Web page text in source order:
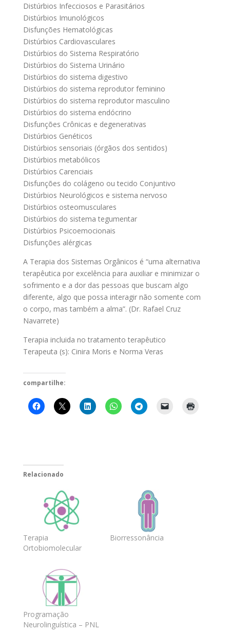
Distúrbios Infecciosos e Parasitários
Distúrbios Imunológicos
Disfunções Hematológicas
Distúrbios Cardiovasculares
Distúrbios do Sistema Respiratório
Distúrbios do Sistema Urinário
Distúrbios do sistema digestivo
Distúrbios do sistema reprodutor feminino
Distúrbios do sistema reprodutor masculino
Distúrbios do sistema endócrino
Disfunções Crônicas e degenerativas
Distúrbios Genéticos
Distúrbios sensoriais (órgãos dos sentidos)
Distúrbios metabólicos
Distúrbios Carenciais
Disfunções do colágeno ou tecido Conjuntivo
Distúrbios Neurológicos e sistema nervoso
Distúrbios osteomusculares
Distúrbios do sistema tegumentar
Distúrbios Psicoemocionais
Disfunções alérgicas
A Terapia dos Sistemas Orgânicos é “uma alternativa
terapêutica por excelência para auxiliar e minimizar o
sofrimento e a dor das pessoas que buscam algo
diferente, algo que possa interagir não somente com
o corpo, mas também a alma”. (Dr. Rafael Cruz
Navarrete)
Terapia incluida no tratamento terapêutico
Terapeuta (s): Cinira Moris e Norma Veras
compartilhe:
Relacionado
Terapia
Ortobiomolecular
Biorressonância
Programação
Neurolinguística – PNL